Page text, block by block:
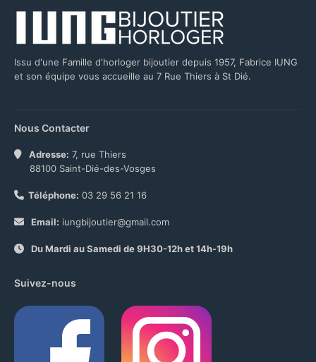
Issu d'une Famille d'horloger bijoutier depuis 1957, Fabrice IUNG
et son équipe vous accueille au 7 Rue Thiers à St Dié.
Nous Contacter
Adresse: 7, rue Thiers
88100 Saint-Dié-des-Vosges
Téléphone: 03 29 56 21 16
Email: iungbijoutier@gmail.com
Du Mardi au Samedi de 9H30-12h et 14h-19h
Suivez-nous